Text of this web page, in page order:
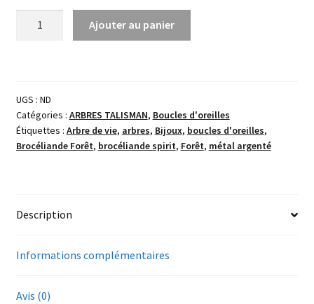
Chêne
des
Hindrés
lave
Ajouter au panier
UGS : ND
Catégories : ARBRES TALISMAN, Boucles d'oreilles
Étiquettes : Arbre de vie, arbres, Bijoux, boucles d'oreilles,
Brocéliande Forêt, brocéliande spirit, Forêt, métal argenté
Description
Informations complémentaires
Avis (0)